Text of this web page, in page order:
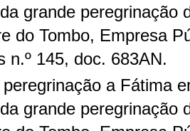
grande peregrinação
do Tombo, Empresa
n.º 145, doc. 683AN.
peregrinação a Fátima
grande peregrinação